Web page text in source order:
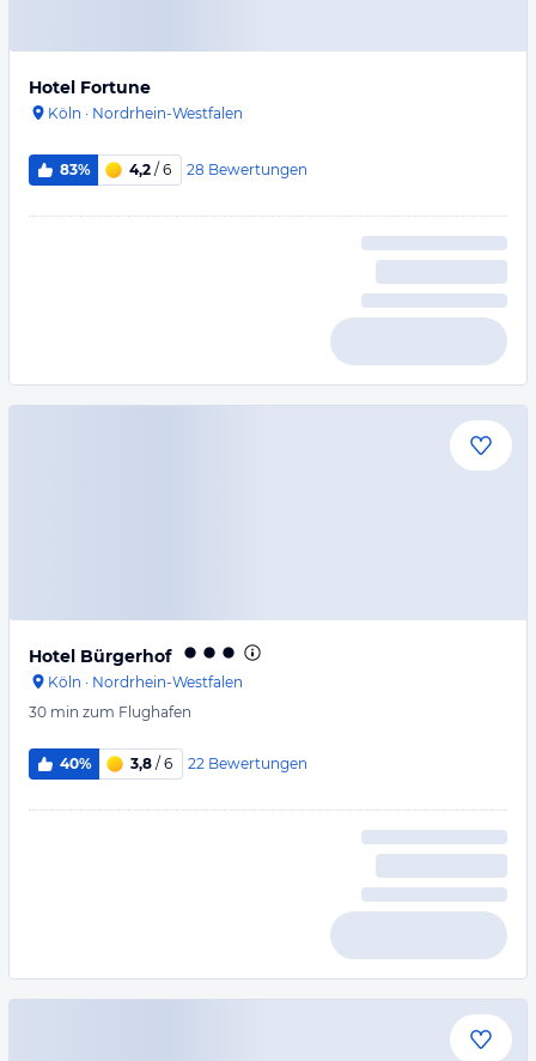
Hotel Fortune
Köln · Nordrhein-Westfalen
83% 4,2 / 6 28 Bewertungen
Hotel Bürgerhof
Köln · Nordrhein-Westfalen
30 min zum Flughafen
40% 3,8 / 6 22 Bewertungen